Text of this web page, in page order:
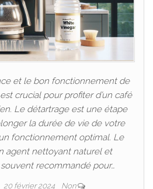
et le bon fonctionnement de
crucial pour profiter d’un café
Le détartrage est une étape
la durée de vie de votre
fonctionnement optimal. Le
agent nettoyant naturel et
recommandé pour…
20 février 2024 Non